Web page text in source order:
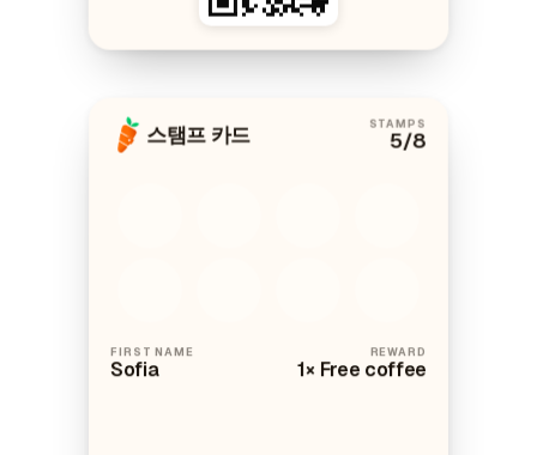
스탬프 카드 STAMPS
5/8
FIRST NAME
Sofia
REWARD
1× Free coffee